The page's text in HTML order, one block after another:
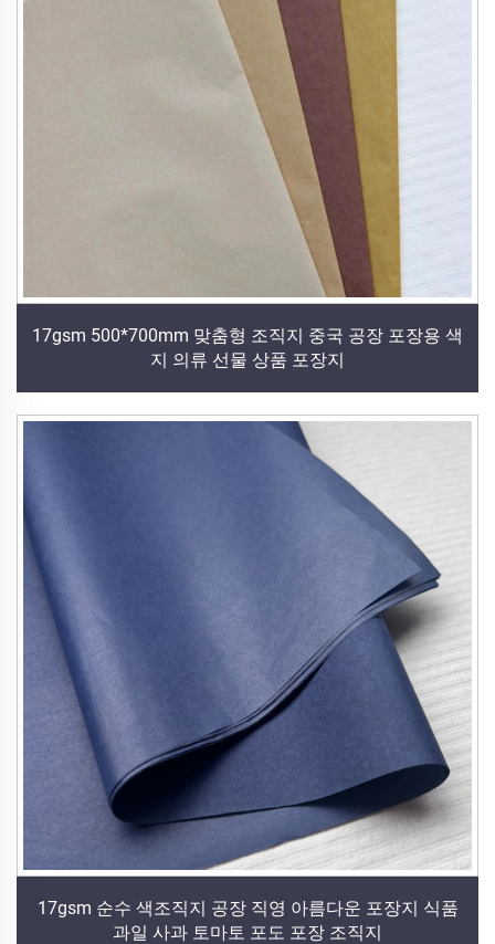
17gsm 500*700mm 맞춤형 조직지 중국 공장 포장용 색
지 의류 선물 상품 포장지
17gsm 순수 색조직지 공장 직영 아름다운 포장지 식품
과일 사과 토마토 포도 포장 조직지